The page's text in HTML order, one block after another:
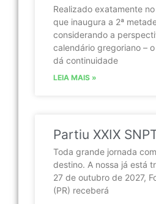
Realizado exatamente
que inaugura a 2ª
considerando a
calendário gregoriano –
dá continuidade
LEIA MAIS »
Partiu XXIX
Toda grande jornada
destino. A nossa já está
27 de outubro de 2027,
(PR) receberá